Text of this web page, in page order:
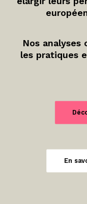
Nos
les pratiques
En